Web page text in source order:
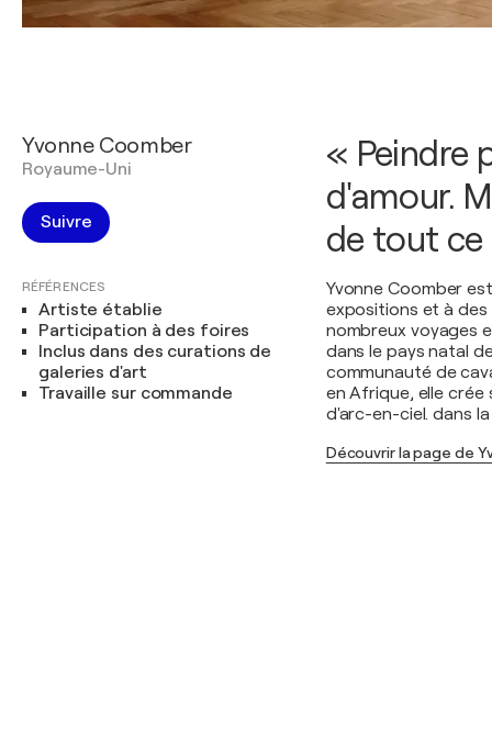
Yvonne Coomber
Royaume-Uni
Suivre
RÉFÉRENCES
Artiste établie
Participation à des foires
Inclus dans des curations de
galeries d'art
Travaille sur commande
« Peindre
d'amour.
de tout ce
Yvonne Coomber
expositions et à des
nombreux voyages
dans le pays natal
communauté de
en Afrique, elle
d'arc-en-ciel. dans
Découvrir la page de